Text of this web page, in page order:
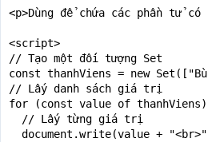
<p>Dùng để chứa các phần tử
<script>
// Tạo một đối tượng Set
const thanhViens = new
// Lấy danh sách giá trị
for (const value of
  // Lấy từng giá trị
document.write(value +